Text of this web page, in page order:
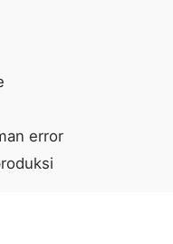
error